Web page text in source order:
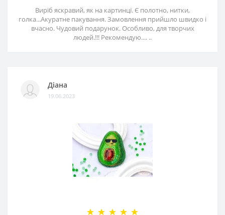
Виріб яскравий, як на картинці. Є полотно, нитки,
голка...Акуратне пакування. Замовлення прийшло швидко і
вчасно. Чудовий подарунок. Особливо, для творчих
людей.!!! Рекомендую.... ..
Діана
19.06.2023